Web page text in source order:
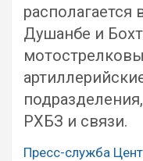
располагается
Душанбе и
РХБЗ и связи.
Пресс-служба